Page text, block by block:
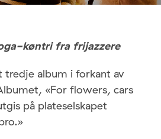
køntri fra frijazzere
tredje album i forkant av
«For flowers, cars
på plateselskapet